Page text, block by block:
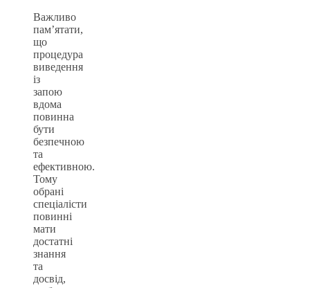
Важливо
пам’ятати,
що
процедура
виведення
із
запою
вдома
повинна
бути
безпечною
та
ефективною.
Тому
обрані
спеціалісти
повинні
мати
достатні
знання
та
досвід,